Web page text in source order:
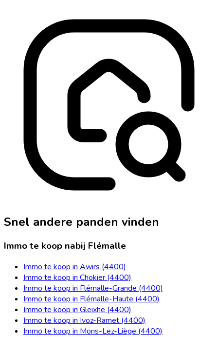
Snel andere panden vinden
Immo te koop nabij Flémalle
Immo te koop in Awirs (4400)
Immo te koop in Chokier (4400)
Immo te koop in Flémalle-Grande (4400)
Immo te koop in Flémalle-Haute (4400)
Immo te koop in Gleixhe (4400)
Immo te koop in Ivoz-Ramet (4400)
Immo te koop in Mons-Lez-Liège (4400)